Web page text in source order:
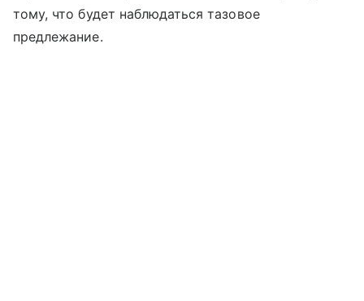
тому, что будет наблюдаться тазовое
предлежание.